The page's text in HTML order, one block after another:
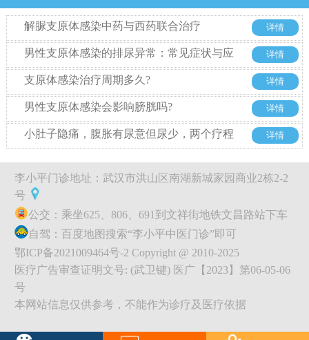
解脲支原体感染中药与西药联合治疗 详情
男性支原体感染的排尿异常：常见症状与应
对方法
详情
支原体感染治疗周期多久? 详情
男性支原体感染会影响膀胱吗? 详情
小肚子隐痛，腹胀有尿意但尿少，两个疗程
详情
李小平门诊地址：武汉市洪山区南湖新城家园商业2栋2-2
号
公交：乘坐625、806、691到文祥街地铁文昌路站下车
自驾：百度地图搜索“李小平中医门诊”即可
鄂ICP备2021009464号-2 Copyright @ 2010-2025
医疗广告审查证明文号: (武卫键) 医广【2023】第06-05-06
号
本网站信息仅供参考，不能作为诊疗及医疗依据